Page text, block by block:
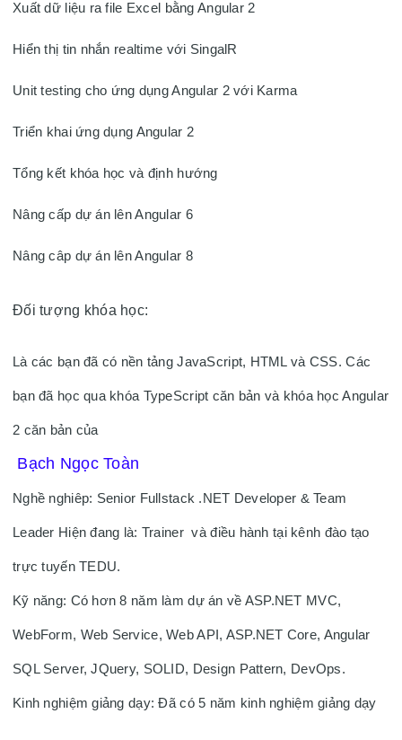
Xuất dữ liệu ra file Excel bằng Angular 2
Hiển thị tin nhắn realtime với SingalR
Unit testing cho ứng dụng Angular 2 với Karma
Triển khai ứng dụng Angular 2
Tổng kết khóa học và định hướng
Nâng cấp dự án lên Angular 6
Nâng câp dự án lên Angular 8
Đối tượng khóa học:
Là các bạn đã có nền tảng JavaScript, HTML và CSS. Các
bạn đã học qua khóa TypeScript căn bản và khóa học Angular
2 căn bản của
Bạch Ngọc Toàn
Nghề nghiêp: Senior Fullstack .NET Developer & Team
Leader Hiện đang là: Trainer  và điều hành tại kênh đào tạo
trực tuyến TEDU.
Kỹ năng: Có hơn 8 năm làm dự án về ASP.NET MVC,
WebForm, Web Service, Web API, ASP.NET Core, Angular
SQL Server, JQuery, SOLID, Design Pattern, DevOps.
Kinh nghiệm giảng dạy: Đã có 5 năm kinh nghiệm giảng dạy